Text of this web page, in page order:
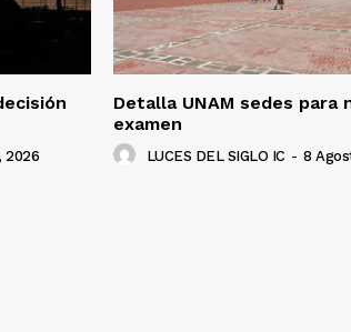
2026
Detalla UNAM sedes para
examen
LUCES DEL SIGLO IC - 8